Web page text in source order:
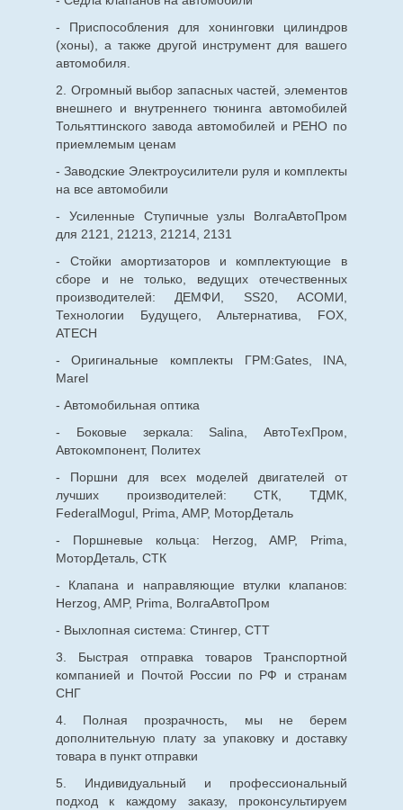
- Приспособления для хонинговки цилиндров
(хоны), а также другой инструмент для вашего
автомобиля.
2. Огромный выбор запасных частей, элементов
внешнего и внутреннего тюнинга автомобилей
Тольяттинского завода автомобилей и РЕНО по
приемлемым ценам
- Заводские Электроусилители руля и комплекты
на все автомобили
- Усиленные Ступичные узлы ВолгаАвтоПром
для 2121, 21213, 21214, 2131
- Стойки амортизаторов и комплектующие в
сборе и не только, ведущих отечественных
производителей: ДЕМФИ, SS20, АСОМИ,
Технологии Будущего, Альтернатива, FOX,
ATECH
- Оригинальные комплекты ГРМ:Gates, INA,
Marel
- Автомобильная оптика
- Боковые зеркала: Salina, АвтоТехПром,
Автокомпонент, Политех
- Поршни для всех моделей двигателей от
лучших производителей: СТК, ТДМК,
FederalMogul, Prima, AMP, МоторДеталь
- Поршневые кольца: Herzog, AMP, Prima,
МоторДеталь, СТК
- Клапана и направляющие втулки клапанов:
Herzog, AMP, Prima, ВолгаАвтоПром
- Выхлопная система: Стингер, СТТ
3. Быстрая отправка товаров Транспортной
компанией и Почтой России по РФ и странам
СНГ
4. Полная прозрачность, мы не берем
дополнительную плату за упаковку и доставку
товара в пункт отправки
5. Индивидуальный и профессиональный
подход к каждому заказу, проконсультируем